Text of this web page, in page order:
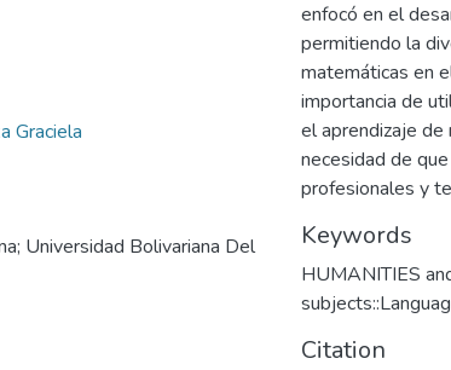
Graciela
Universidad Bolivariana Del
enfocó en el
permitiendo la
matemáticas en
importancia de
el aprendizaje
necesidad de
profesionales y
Keywords
HUMANITIES
Citation